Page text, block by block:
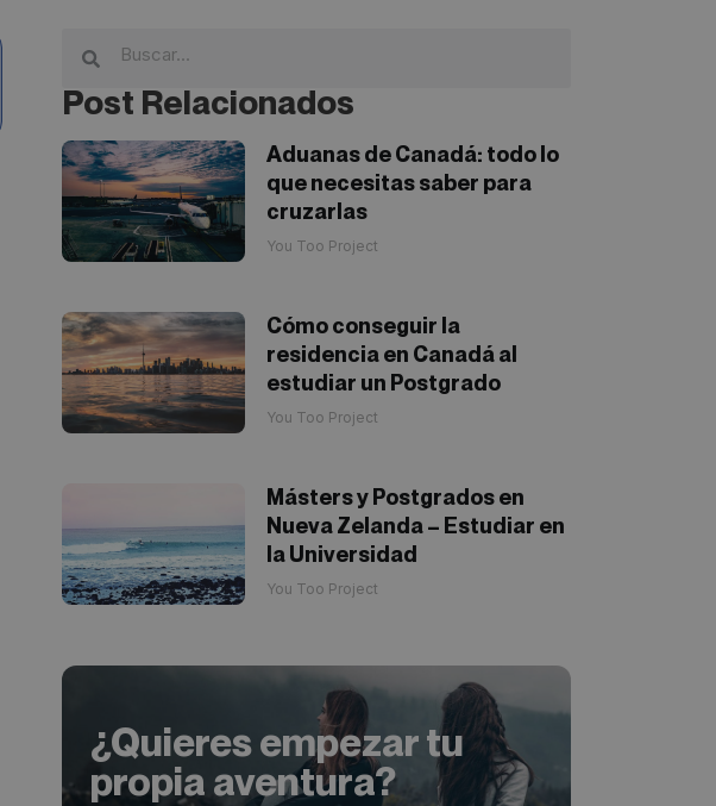
Post Relacionados
Aduanas de Canadá: todo lo
que necesitas saber para
cruzarlas
You Too Project
Cómo conseguir la
residencia en Canadá al
estudiar un Postgrado
You Too Project
Másters y Postgrados en
Nueva Zelanda – Estudiar en
la Universidad
You Too Project
¿Quieres empezar tu
propia aventura?